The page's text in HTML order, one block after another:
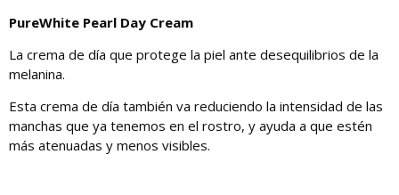
PureWhite Pearl Day Cream
La crema de día que protege la piel ante desequilibrios de la
melanina.
Esta crema de día también va reduciendo la intensidad de las
manchas que ya tenemos en el rostro, y ayuda a que estén
más atenuadas y menos visibles.